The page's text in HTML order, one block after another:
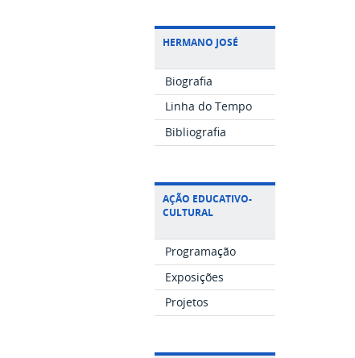
HERMANO JOSÉ
Biografia
Linha do Tempo
Bibliografia
AÇÃO EDUCATIVO-
CULTURAL
Programação
Exposições
Projetos